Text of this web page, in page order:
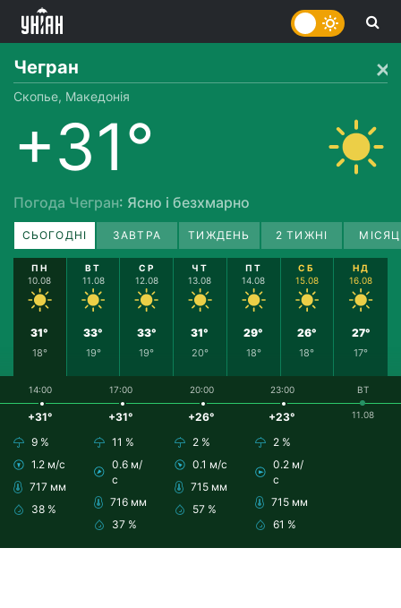
Чегран
Скопье, Македонія
+31°
Погода Чегран: Ясно і безхмарно
СЬОГОДНІ ЗАВТРА ТИЖДЕНЬ 2 ТИЖНІ
ПН
10.08
31°
18°
ВТ
11.08
33°
19°
СР
12.08
33°
19°
ЧТ
13.08
31°
20°
ПТ
14.08
29°
18°
СБ
15.08
26°
18°
НД
16.08
27°
17°
14:00
+31°
9 %
1.2 м/с
717 мм
38 %
17:00
+31°
11 %
0.6 м/
с
716 мм
37 %
20:00
+26°
2 %
0.1 м/с
715 мм
57 %
23:00
+23°
2 %
0.2 м/
с
715 мм
61 %
ВТ
11.08